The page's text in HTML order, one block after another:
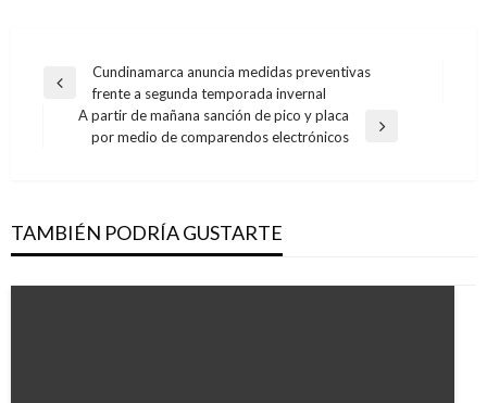
Navegación
entradas
Entrada
anterior
Cundinamarca anuncia medidas preventivas
frente a segunda temporada invernal
Entrada
A partir de mañana sanción de pico y placa
por medio de comparendos electrónicos
TAMBIÉN PODRÍA GUSTARTE